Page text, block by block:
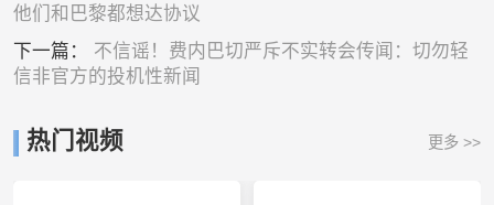
他们和巴黎都想达协议
下一篇： 不信谣！费内巴切严斥不实转会传闻：切勿轻
信非官方的投机性新闻
热门视频 更多 >>